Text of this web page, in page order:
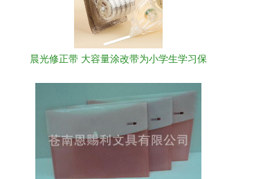
晨光修正带 大容量涂改带为小学生学习保